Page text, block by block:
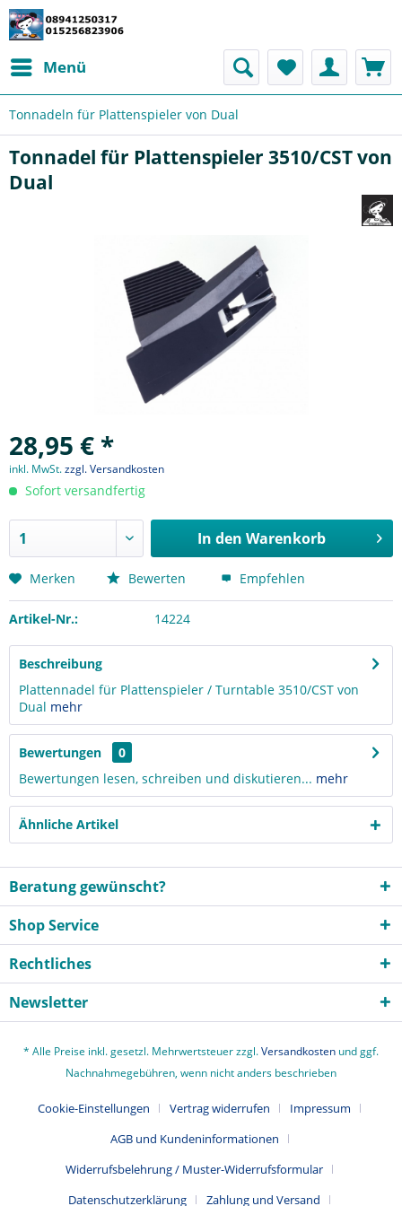
Menü
Tonnadeln für Plattenspieler von Dual
Tonnadel für Plattenspieler 3510/CST von
Dual
28,95 € *
inkl. MwSt.zzgl. Versandkosten
Sofort versandfertig
In den Warenkorb
Merken Bewerten Empfehlen
Artikel-Nr.: 14224
Beschreibung
Plattennadel für Plattenspieler / Turntable 3510/CST von
Dual mehr
Bewertungen
0
Bewertungen lesen, schreiben und diskutieren... mehr
Ähnliche Artikel
Beratung gewünscht?
Shop Service
Rechtliches
Newsletter
* Alle Preise inkl. gesetzl. Mehrwertsteuer zzgl.Versandkosten und ggf.
Nachnahmegebühren, wenn nicht anders beschrieben
Cookie-Einstellungen Vertrag widerrufen
Impressum
AGB und Kundeninformationen
Widerrufsbelehrung / Muster-Widerrufsformular
Datenschutzerklärung
Zahlung und Versand